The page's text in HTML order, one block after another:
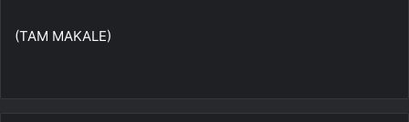
(TAM MAKALE)